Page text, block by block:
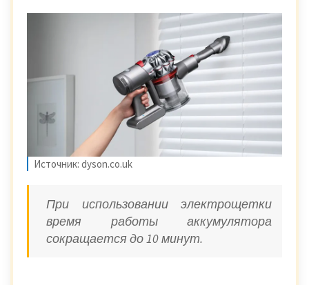
Источник: dyson.co.uk
При использовании электрощетки
время работы аккумулятора
сокращается до 10 минут.